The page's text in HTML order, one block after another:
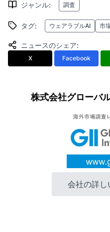
ジャンル: 調査
タグ: ウェアラブルAI 市
ニュースのシェア:
X Facebook
株式会社グローバ
会社の詳し